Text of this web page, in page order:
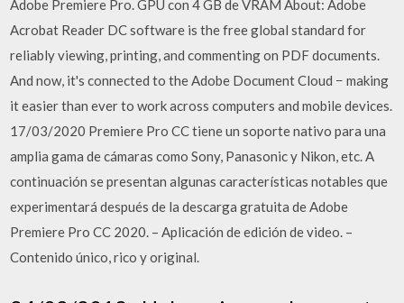
Adobe Premiere Pro. GPU con 4 GB de VRAM About: Adobe
Acrobat Reader DC software is the free global standard for
reliably viewing, printing, and commenting on PDF documents.
And now, it's connected to the Adobe Document Cloud − making
it easier than ever to work across computers and mobile devices.
17/03/2020 Premiere Pro CC tiene un soporte nativo para una
amplia gama de cámaras como Sony, Panasonic y Nikon, etc. A
continuación se presentan algunas características notables que
experimentará después de la descarga gratuita de Adobe
Premiere Pro CC 2020. – Aplicación de edición de video. –
Contenido único, rico y original.